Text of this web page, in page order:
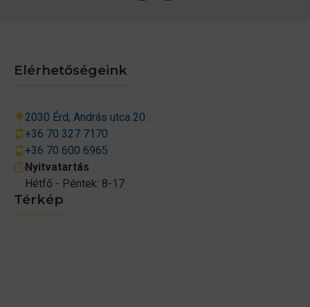
Térkép
Elérhetőségeink
2030 Érd, András utca 20.
+36 70 327 7170
+36 70 600 6965
Nyitvatartás
Hétfő - Péntek: 8-17